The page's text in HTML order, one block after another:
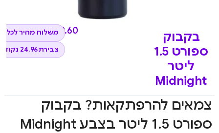
בקבוק
ספורט 1.5
ליטר
Midnight
₪249.60משלוח מהיר לכל
צבירת 24.96 נקודות
צמאים להרפתקאות? בקבוק
ספורט 1.5 ליטר בצבע Midnight